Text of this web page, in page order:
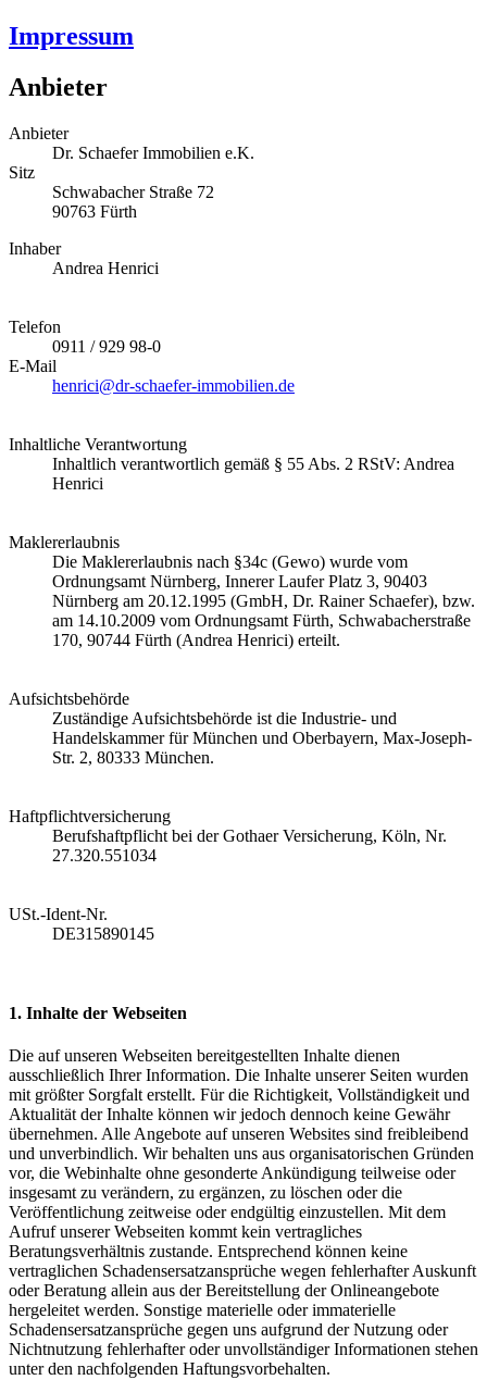
Impressum
Anbieter
Anbieter
Dr. Schaefer Immobilien e.K.
Sitz
Schwabacher Straße 72
90763 Fürth
Inhaber
Andrea Henrici
Telefon
0911 / 929 98-0
E-Mail
henrici@dr-schaefer-immobilien.de
Inhaltliche Verantwortung
Inhaltlich verantwortlich gemäß § 55 Abs. 2 RStV: Andrea
Henrici
Maklererlaubnis
Die Maklererlaubnis nach §34c (Gewo) wurde vom
Ordnungsamt Nürnberg, Innerer Laufer Platz 3, 90403
Nürnberg am 20.12.1995 (GmbH, Dr. Rainer Schaefer), bzw.
am 14.10.2009 vom Ordnungsamt Fürth, Schwabacherstraße
170, 90744 Fürth (Andrea Henrici) erteilt.
Aufsichtsbehörde
Zuständige Aufsichtsbehörde ist die Industrie- und
Handelskammer für München und Oberbayern, Max-Joseph-
Str. 2, 80333 München.
Haftpflichtversicherung
Berufshaftpflicht bei der Gothaer Versicherung, Köln, Nr.
27.320.551034
USt.-Ident-Nr.
DE315890145
1. Inhalte der Webseiten
Die auf unseren Webseiten bereitgestellten Inhalte dienen
ausschließlich Ihrer Information. Die Inhalte unserer Seiten wurden
mit größter Sorgfalt erstellt. Für die Richtigkeit, Vollständigkeit und
Aktualität der Inhalte können wir jedoch dennoch keine Gewähr
übernehmen. Alle Angebote auf unseren Websites sind freibleibend
und unverbindlich. Wir behalten uns aus organisatorischen Gründen
vor, die Webinhalte ohne gesonderte Ankündigung teilweise oder
insgesamt zu verändern, zu ergänzen, zu löschen oder die
Veröffentlichung zeitweise oder endgültig einzustellen. Mit dem
Aufruf unserer Webseiten kommt kein vertragliches
Beratungsverhältnis zustande. Entsprechend können keine
vertraglichen Schadensersatzansprüche wegen fehlerhafter Auskunft
oder Beratung allein aus der Bereitstellung der Onlineangebote
hergeleitet werden. Sonstige materielle oder immaterielle
Schadensersatzansprüche gegen uns aufgrund der Nutzung oder
Nichtnutzung fehlerhafter oder unvollständiger Informationen stehen
unter den nachfolgenden Haftungsvorbehalten.